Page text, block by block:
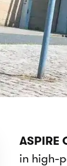
ASPIRE
in high-